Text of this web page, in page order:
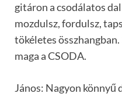
gitáron a csodálatos
mozdulsz, fordulsz,
tökéletes
maga a CSODA.
János: Nagyon könnyű